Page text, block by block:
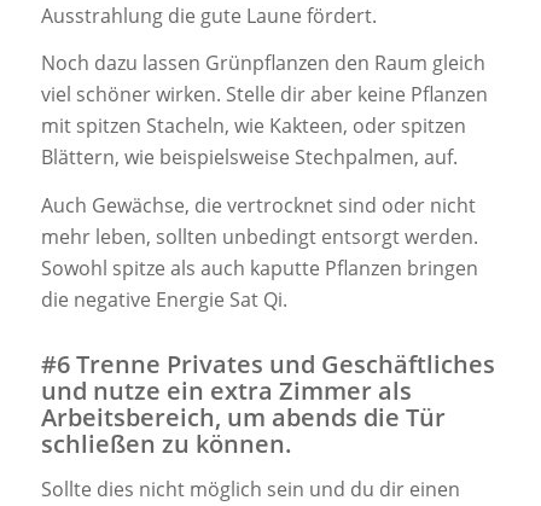
Ausstrahlung die gute Laune fördert.
Noch dazu lassen Grünpflanzen den Raum gleich
viel schöner wirken. Stelle dir aber keine Pflanzen
mit spitzen Stacheln, wie Kakteen, oder spitzen
Blättern, wie beispielsweise Stechpalmen, auf.
Auch Gewächse, die vertrocknet sind oder nicht
mehr leben, sollten unbedingt entsorgt werden.
Sowohl spitze als auch kaputte Pflanzen bringen
die negative Energie Sat Qi.
#6 Trenne Privates und Geschäftliches
und nutze ein extra Zimmer als
Arbeitsbereich, um abends die Tür
schließen zu können.
Sollte dies nicht möglich sein und du dir einen